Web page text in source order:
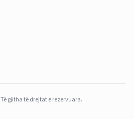
Të gjitha të drejtat e rezervuara.